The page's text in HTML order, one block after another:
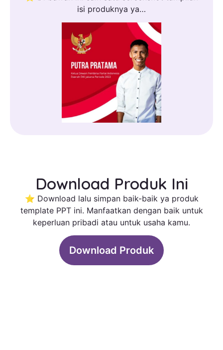
isi produknya ya…
Download Produk Ini
⭐ Download lalu simpan baik-baik ya produk
template PPT ini. Manfaatkan dengan baik untuk
keperluan pribadi atau untuk usaha kamu.
Download Produk